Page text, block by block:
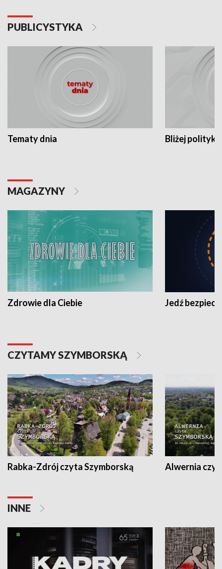
PUBLICYSTYKA
Tematy dnia Bliżej polityki
MAGAZYNY
Zdrowie dla Ciebie Jedź
CZYTAMY SZYMBORSKĄ
Rabka-Zdrój czyta Szymborską Alwernia
INNE